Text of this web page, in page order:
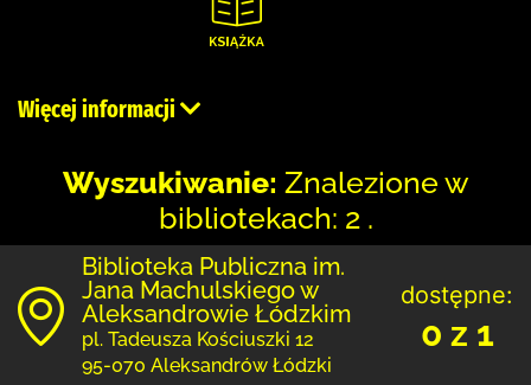
Więcej informacji
Wyszukiwanie: Znalezione w
bibliotekach: 2 .
Biblioteka Publiczna im.
Jana Machulskiego w
Aleksandrowie Łódzkim
pl. Tadeusza Kościuszki 12
95-070 Aleksandrów Łódzki
dostępne:
0 z 1